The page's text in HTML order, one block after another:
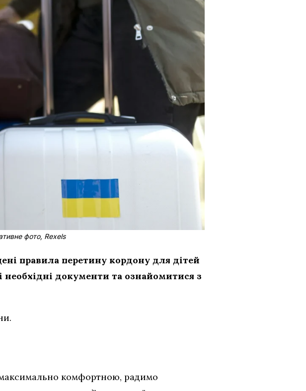
фото, Rexels
правила перетину кордону для дітей
необхідні документи та ознайомитися з
комфортною, радимо